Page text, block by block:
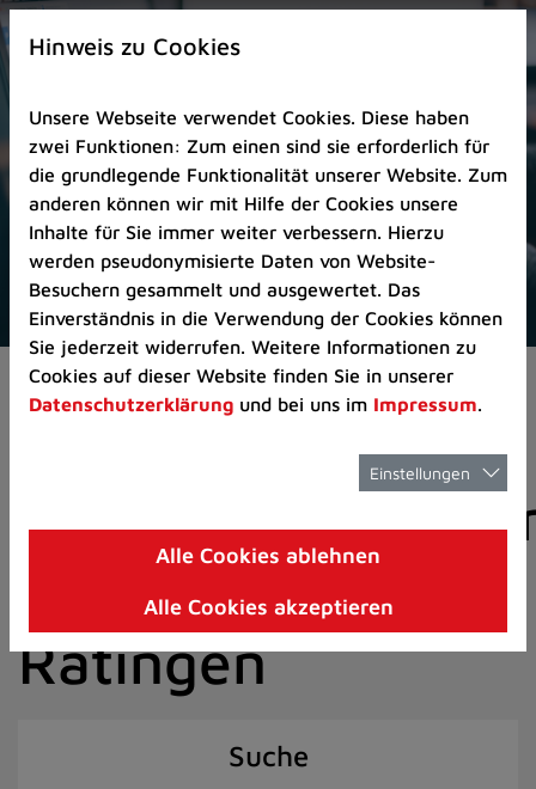
Zur
Startseite
Zum
Seitenanfang
springen
(Schnelltaste
A)
Zur
Navigation/Menü
springen
(Schnelltaste
M)
Zur
8)
I)
Aktuelles Pressemitteilungen
der Stadt
Ratingen
Suche
Hinweis zu Cookies
Unsere Webseite verwendet Cookies. Diese haben
zwei Funktionen: Zum einen sind sie erforderlich für
die grundlegende Funktionalität unserer Website. Zum
anderen können wir mit Hilfe der Cookies unsere
Inhalte für Sie immer weiter verbessern. Hierzu
werden pseudonymisierte Daten von Website-
Besuchern gesammelt und ausgewertet. Das
Einverständnis in die Verwendung der Cookies können
Sie jederzeit widerrufen. Weitere Informationen zu
Cookies auf dieser Website finden Sie in unserer
Datenschutzerklärung und bei uns im Impressum.
Einstellungen
Alle Cookies ablehnen
Alle Cookies akzeptieren